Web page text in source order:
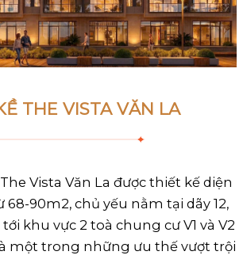
THE VISTA VĂN LA
Vista Văn La được thiết kế diện
90m2, chủ yếu nằm tại dãy 12,
khu vực 2 toà chung cư V1 và V2
một trong những ưu thế vượt trội